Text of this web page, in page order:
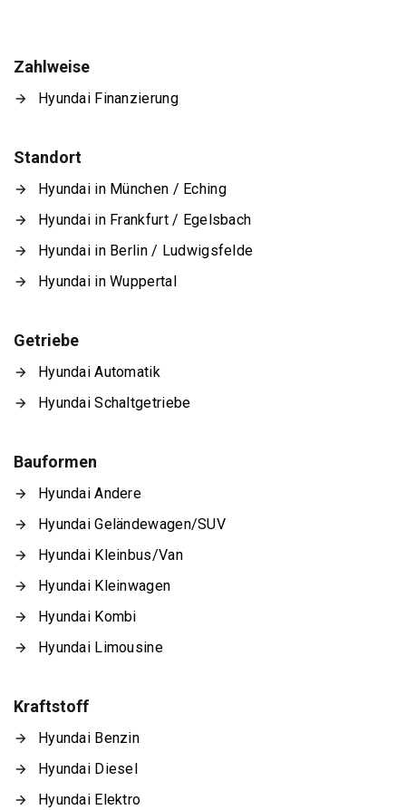
Zahlweise
Hyundai Finanzierung
Standort
Hyundai in München / Eching
Hyundai in Frankfurt / Egelsbach
Hyundai in Berlin / Ludwigsfelde
Hyundai in Wuppertal
Getriebe
Hyundai Automatik
Hyundai Schaltgetriebe
Bauformen
Hyundai Andere
Hyundai Geländewagen/SUV
Hyundai Kleinbus/Van
Hyundai Kleinwagen
Hyundai Kombi
Hyundai Limousine
Kraftstoff
Hyundai Benzin
Hyundai Diesel
Hyundai Elektro